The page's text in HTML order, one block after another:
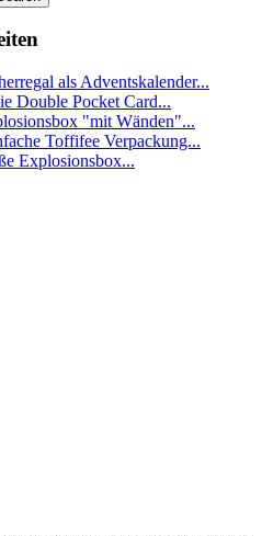
als Adventskalender...
Double Pocket Card...
"mit Wänden"...
Toffifee Verpackung...
Explosionsbox...